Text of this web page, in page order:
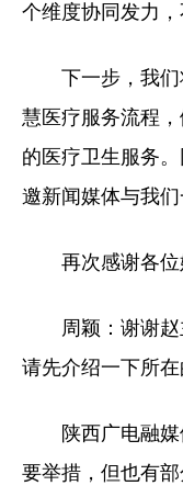
个维度协同发力
下一步，我
慧医疗服务流程
的医疗卫生服务
邀新闻媒体与我
再次感谢各
周颖：谢谢
请先介绍一下所在
陕西广电融
要举措，但也有